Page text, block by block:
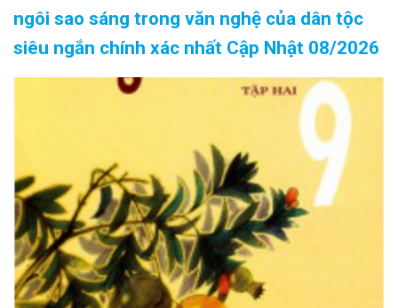
ngôi sao sáng trong văn nghệ của dân tộc
siêu ngắn chính xác nhất Cập Nhật 08/2026